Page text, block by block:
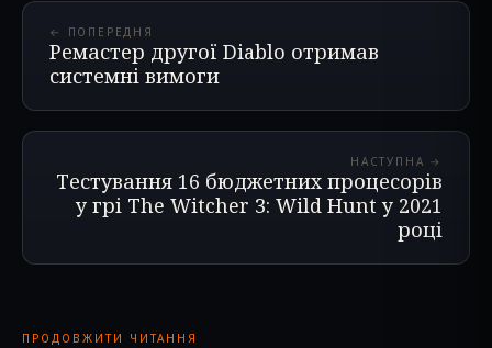
← ПОПЕРЕДНЯ
Ремастер другої Diablo отримав
системні вимоги
НАСТУПНА →
Тестування 16 бюджетних процесорів
у грі The Witcher 3: Wild Hunt у 2021
році
ПРОДОВЖИТИ ЧИТАННЯ